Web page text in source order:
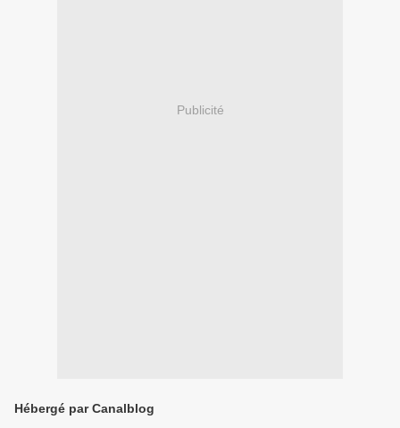
Publicité
Hébergé par Canalblog